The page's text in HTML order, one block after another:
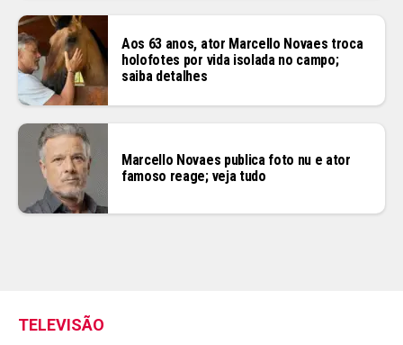
Aos 63 anos, ator Marcello Novaes troca
holofotes por vida isolada no campo;
saiba detalhes
Marcello Novaes publica foto nu e ator
famoso reage; veja tudo
TELEVISÃO